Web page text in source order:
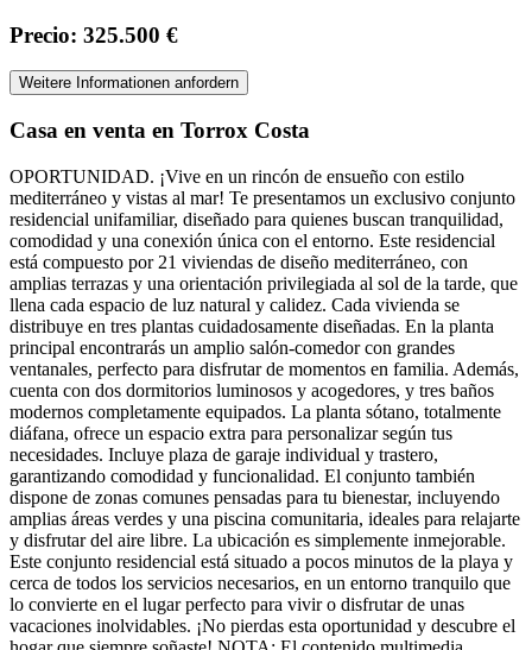
Precio: 325.500 €
Weitere Informationen anfordern
Casa en venta en Torrox Costa
OPORTUNIDAD. ¡Vive en un rincón de ensueño con estilo
mediterráneo y vistas al mar! Te presentamos un exclusivo conjunto
residencial unifamiliar, diseñado para quienes buscan tranquilidad,
comodidad y una conexión única con el entorno. Este residencial
está compuesto por 21 viviendas de diseño mediterráneo, con
amplias terrazas y una orientación privilegiada al sol de la tarde, que
llena cada espacio de luz natural y calidez. Cada vivienda se
distribuye en tres plantas cuidadosamente diseñadas. En la planta
principal encontrarás un amplio salón-comedor con grandes
ventanales, perfecto para disfrutar de momentos en familia. Además,
cuenta con dos dormitorios luminosos y acogedores, y tres baños
modernos completamente equipados. La planta sótano, totalmente
diáfana, ofrece un espacio extra para personalizar según tus
necesidades. Incluye plaza de garaje individual y trastero,
garantizando comodidad y funcionalidad. El conjunto también
dispone de zonas comunes pensadas para tu bienestar, incluyendo
amplias áreas verdes y una piscina comunitaria, ideales para relajarte
y disfrutar del aire libre. La ubicación es simplemente inmejorable.
Este conjunto residencial está situado a pocos minutos de la playa y
cerca de todos los servicios necesarios, en un entorno tranquilo que
lo convierte en el lugar perfecto para vivir o disfrutar de unas
vacaciones inolvidables. ¡No pierdas esta oportunidad y descubre el